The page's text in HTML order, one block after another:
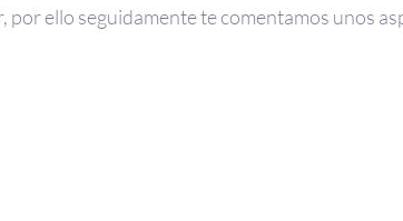
ello seguidamente te comentamos unos